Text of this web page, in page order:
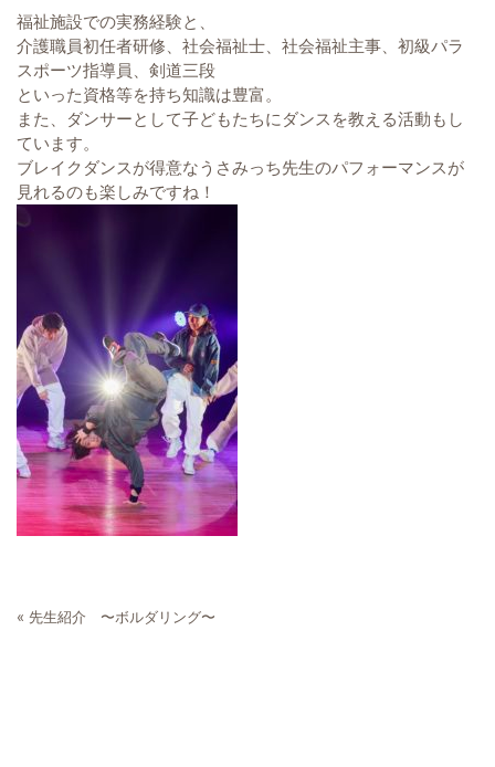
福祉施設での実務経験と、
介護職員初任者研修、社会福祉士、社会福祉主事、初級パラ
スポーツ指導員、剣道三段
といった資格等を持ち知識は豊富。
また、ダンサーとして子どもたちにダンスを教える活動もし
ています。
ブレイクダンスが得意なうさみっち先生のパフォーマンスが
見れるのも楽しみですね！
« 先生紹介 〜ボルダリング〜